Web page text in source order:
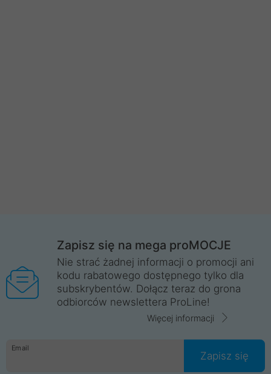
Zapisz się na mega proMOCJE
Nie strać żadnej informacji o promocji ani
kodu rabatowego dostępnego tylko dla
subskrybentów. Dołącz teraz do grona
odbiorców newslettera ProLine!
Więcej informacji
Email
Zapisz się